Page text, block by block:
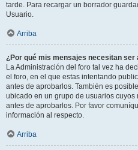
tarde. Para recargar un borrador
Usuario.
Arriba
¿Por qué mis mensajes necesitan ser
La Administración del foro tal vez ha
el foro, en el que estas intentando
antes de aprobarlos. También es
ubicado en un grupo de usuarios
antes de aprobarlos. Por favor
información al respecto.
Arriba